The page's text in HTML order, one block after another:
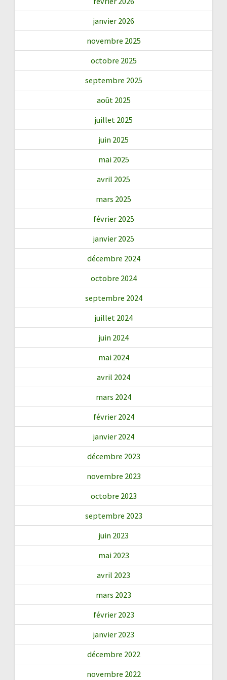
janvier 2026
novembre 2025
octobre 2025
septembre 2025
août 2025
juillet 2025
juin 2025
mai 2025
avril 2025
mars 2025
février 2025
janvier 2025
décembre 2024
octobre 2024
septembre 2024
juillet 2024
juin 2024
mai 2024
avril 2024
mars 2024
février 2024
janvier 2024
décembre 2023
novembre 2023
octobre 2023
septembre 2023
juin 2023
mai 2023
avril 2023
mars 2023
février 2023
janvier 2023
décembre 2022
novembre 2022